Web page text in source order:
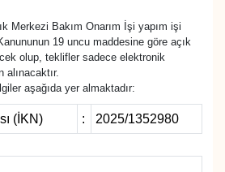
Merkezi Bakım Onarım İşi yapım işi
19 uncu maddesine göre açık
olup, teklifler sadece elektronik
aşağıda yer almaktadır:
(İKN) : 2025/1352980